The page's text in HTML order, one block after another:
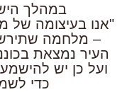
במהלך
"אנו בעיצומה של
– מלחמה
ועל כן יש
כדי